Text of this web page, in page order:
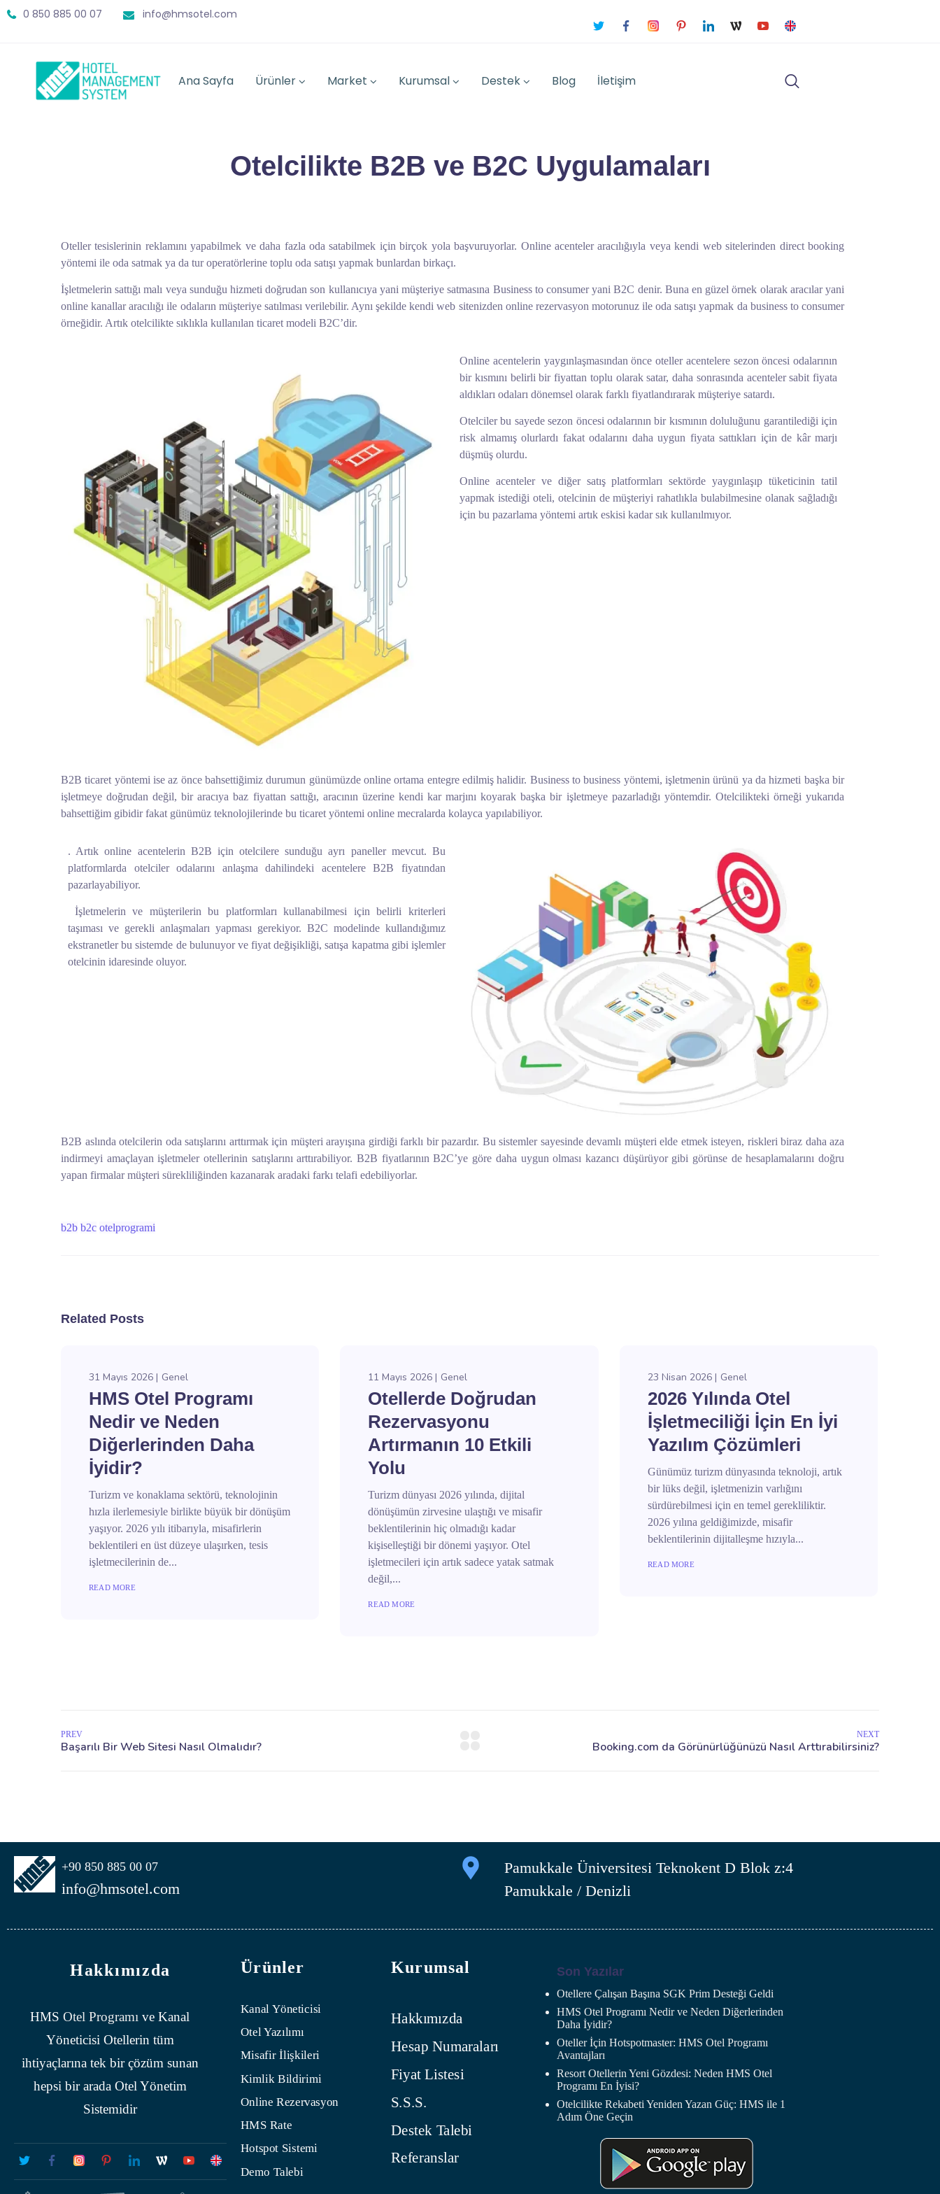
0 850 885 00 07 info@hmsotel.com
Ana Sayfa Ürünler Market Kurumsal Destek Blog İletişim
Otelcilikte B2B ve B2C Uygulamaları
Oteller tesislerinin reklamını yapabilmek ve daha fazla oda satabilmek için birçok yola başvuruyorlar. Online acenteler aracılığıyla veya kendi web sitelerinden direct booking
yöntemi ile oda satmak ya da tur operatörlerine toplu oda satışı yapmak bunlardan birkaçı.
İşletmelerin sattığı malı veya sunduğu hizmeti doğrudan son kullanıcıya yani müşteriye satmasına Business to consumer yani B2C denir. Buna en güzel örnek olarak aracılar yani
online kanallar aracılığı ile odaların müşteriye satılması verilebilir. Aynı şekilde kendi web sitenizden online rezervasyon motorunuz ile oda satışı yapmak da business to consumer
örneğidir. Artık otelcilikte sıklıkla kullanılan ticaret modeli B2C’dir.
Online acentelerin yaygınlaşmasından önce oteller acentelere sezon öncesi odalarının
bir kısmını belirli bir fiyattan toplu olarak satar, daha sonrasında acenteler sabit fiyata
aldıkları odaları dönemsel olarak farklı fiyatlandırarak müşteriye satardı.
Otelciler bu sayede sezon öncesi odalarının bir kısmının doluluğunu garantilediği için
risk almamış olurlardı fakat odalarını daha uygun fiyata sattıkları için de kâr marjı
düşmüş olurdu.
Online acenteler ve diğer satış platformları sektörde yaygınlaşıp tüketicinin tatil
yapmak istediği oteli, otelcinin de müşteriyi rahatlıkla bulabilmesine olanak sağladığı
için bu pazarlama yöntemi artık eskisi kadar sık kullanılmıyor.
B2B ticaret yöntemi ise az önce bahsettiğimiz durumun günümüzde online ortama entegre edilmiş halidir. Business to business yöntemi, işletmenin ürünü ya da hizmeti başka bir
işletmeye doğrudan değil, bir aracıya baz fiyattan sattığı, aracının üzerine kendi kar marjını koyarak başka bir işletmeye pazarladığı yöntemdir. Otelcilikteki örneği yukarıda
bahsettiğim gibidir fakat günümüz teknolojilerinde bu ticaret yöntemi online mecralarda kolayca yapılabiliyor.
. Artık online acentelerin B2B için otelcilere sunduğu ayrı paneller mevcut. Bu
platformlarda otelciler odalarını anlaşma dahilindeki acentelere B2B fiyatından
pazarlayabiliyor.
İşletmelerin ve müşterilerin bu platformları kullanabilmesi için belirli kriterleri
taşıması ve gerekli anlaşmaları yapması gerekiyor. B2C modelinde kullandığımız
ekstranetler bu sistemde de bulunuyor ve fiyat değişikliği, satışa kapatma gibi işlemler
otelcinin idaresinde oluyor.
B2B aslında otelcilerin oda satışlarını arttırmak için müşteri arayışına girdiği farklı bir pazardır. Bu sistemler sayesinde devamlı müşteri elde etmek isteyen, riskleri biraz daha aza
indirmeyi amaçlayan işletmeler otellerinin satışlarını arttırabiliyor. B2B fiyatlarının B2C’ye göre daha uygun olması kazancı düşürüyor gibi görünse de hesaplamalarını doğru
yapan firmalar müşteri sürekliliğinden kazanarak aradaki farkı telafi edebiliyorlar.
b2b b2c otelprogrami
Related Posts
31 Mayıs 2026 Genel
HMS Otel Programı
Nedir ve Neden
Diğerlerinden Daha
İyidir?
Turizm ve konaklama sektörü, teknolojinin
hızla ilerlemesiyle birlikte büyük bir dönüşüm
yaşıyor. 2026 yılı itibarıyla, misafirlerin
beklentileri en üst düzeye ulaşırken, tesis
işletmecilerinin de...
READ MORE
11 Mayıs 2026 Genel
Otellerde Doğrudan
Rezervasyonu
Artırmanın 10 Etkili
Yolu
Turizm dünyası 2026 yılında, dijital
dönüşümün zirvesine ulaştığı ve misafir
beklentilerinin hiç olmadığı kadar
kişiselleştiği bir dönemi yaşıyor. Otel
işletmecileri için artık sadece yatak satmak
değil,...
READ MORE
23 Nisan 2026 Genel
2026 Yılında Otel
İşletmeciliği İçin En İyi
Yazılım Çözümleri
Günümüz turizm dünyasında teknoloji, artık
bir lüks değil, işletmenizin varlığını
sürdürebilmesi için en temel gerekliliktir.
2026 yılına geldiğimizde, misafir
beklentilerinin dijitalleşme hızıyla...
READ MORE
PREV NEXT
+90 850 885 00 07
info@hmsotel.com
Pamukkale Üniversitesi Teknokent D Blok z:4
Pamukkale / Denizli
Hakkımızda
HMSOtel Programı ve Kanal
Yöneticisi Otellerin tüm
ihtiyaçlarına tek bir çözüm sunan
hepsi bir arada Otel Yönetim
Sistemidir
Ürünler
Kanal Yöneticisi
Otel Yazılımı
Misafir İlişkileri
Kimlik Bildirimi
Online Rezervasyon
HMS Rate
Hotspot Sistemi
Demo Talebi
Kurumsal
Hakkımızda
Hesap Numaraları
Fiyat Listesi
S.S.S.
Destek Talebi
Referanslar
Son Yazılar
Otellere Çalışan Başına SGK Prim Desteği Geldi
HMS Otel Programı Nedir ve Neden Diğerlerinden
Daha İyidir?
Oteller İçin Hotspotmaster: HMS Otel Programı
Avantajları
Resort Otellerin Yeni Gözdesi: Neden HMS Otel
Programı En İyisi?
Otelcilikte Rekabeti Yeniden Yazan Güç: HMS ile 1
Adım Öne Geçin